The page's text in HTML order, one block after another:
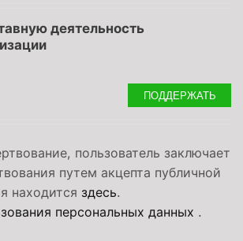
деятельность
ПОДДЕРЖАТЬ
пользователь заключает
путем акцепта публичной
находится здесь.
персональных данных .